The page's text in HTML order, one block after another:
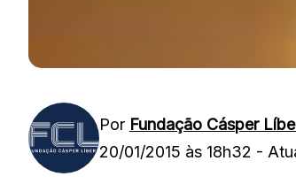
Por Fundação Cásper
20/01/2015 às 18h32 -